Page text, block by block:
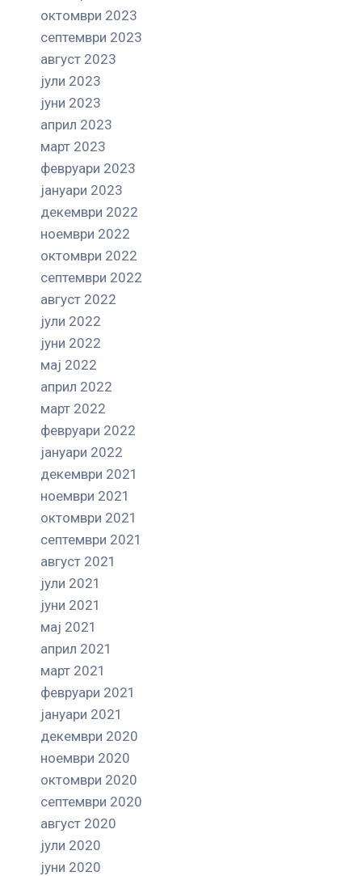
октомври 2023
септември 2023
август 2023
јули 2023
јуни 2023
април 2023
март 2023
февруари 2023
јануари 2023
декември 2022
ноември 2022
октомври 2022
септември 2022
август 2022
јули 2022
јуни 2022
мај 2022
април 2022
март 2022
февруари 2022
јануари 2022
декември 2021
ноември 2021
октомври 2021
септември 2021
август 2021
јули 2021
јуни 2021
мај 2021
април 2021
март 2021
февруари 2021
јануари 2021
декември 2020
ноември 2020
октомври 2020
септември 2020
август 2020
јули 2020
јуни 2020